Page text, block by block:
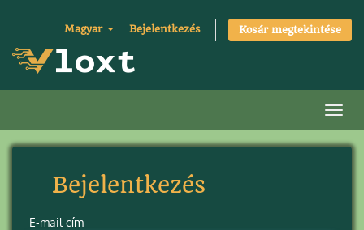
Magyar Bejelentkezés Kosár megtekintése
Bejelentkezés
E-mail cím